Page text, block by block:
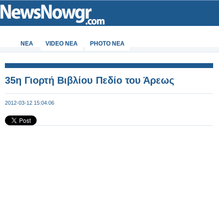
ΝΕΑ VIDEO NEA PHOTO NEA
35η Γιορτή Βιβλίου Πεδίο του Άρεως
2012-03-12 15:04:06